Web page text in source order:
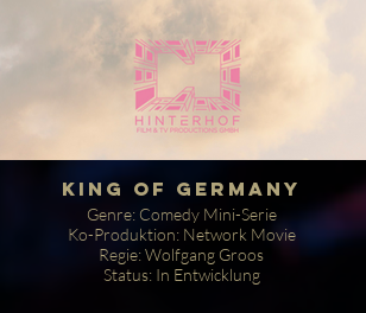
King of Germany
Genre: Comedy Mini-Serie
Ko-Produktion: Network Movie
Regie: Wolfgang Groos
Status: In Entwicklung